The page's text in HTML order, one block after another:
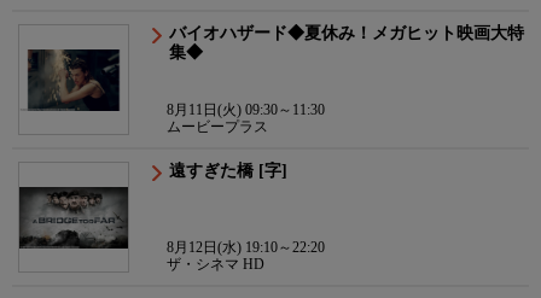
バイオハザード◆夏休み！メガヒット映画大特
集◆
8月11日(火) 09:30～11:30
ムービープラス
遠すぎた橋 [字]
8月12日(水) 19:10～22:20
ザ・シネマ HD